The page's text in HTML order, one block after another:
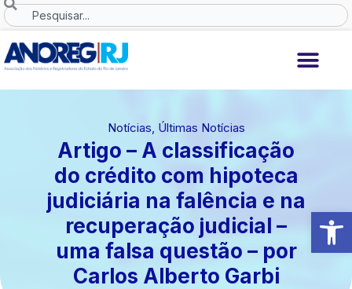
Abrir
Ir
o
Search
Notícias, Últimas Notícias
Artigo – A classificação
do crédito com hipoteca
judiciária na falência e na
recuperação judicial –
uma falsa questão – por
Carlos Alberto Garbi